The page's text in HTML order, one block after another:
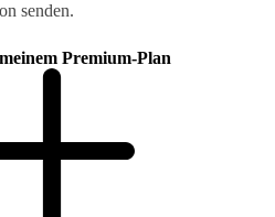
senden.
Premium-Plan